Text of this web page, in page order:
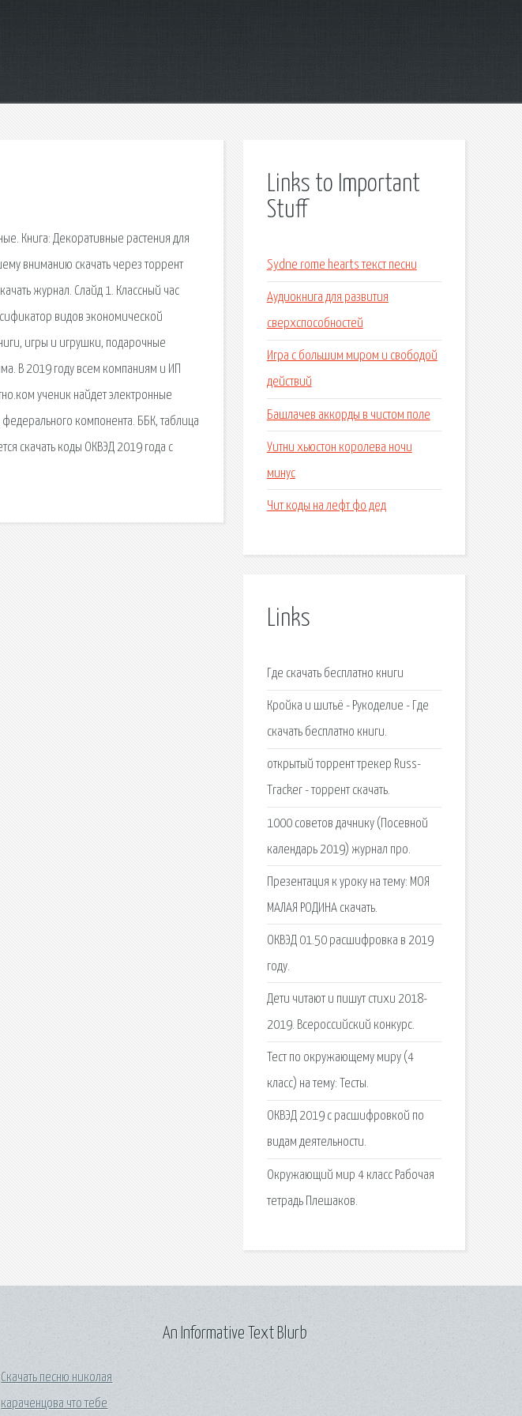
Книга: Декоративные растения для
вниманию скачать через торрент
журнал. Слайд 1. Классный час
видов экономической
игры и игрушки, подарочные
В 2019 году всем компаниям и ИП
ученик найдет электронные
компонента. ББК, таблица
скачать коды ОКВЭД 2019 года с
Links to Important
Stuff
Sydne rome hearts текст песни
Аудиокнига для развития
сверхспособностей
Игра с большим миром и свободой
действий
Башлачев аккорды в чистом поле
Уитни хьюстон королева ночи
минус
Чит коды на лефт фо дед
Links
Где скачать бесплатно книги
Кройка и шитьё - Рукоделие - Где
скачать бесплатно книги.
открытый торрент трекер Russ-
Tracker - торрент скачать.
1000 советов дачнику (Посевной
календарь 2019) журнал про.
Презентация к уроку на тему: МОЯ
МАЛАЯ РОДИНА скачать.
ОКВЭД 01.50 расшифровка в 2019
году.
Дети читают и пишут стихи 2018-
2019. Всероссийский конкурс.
Тест по окружающему миру (4
класс) на тему: Тесты.
ОКВЭД 2019 с расшифровкой по
видам деятельности.
Окружающий мир 4 класс Рабочая
тетрадь Плешаков.
Скачать песню николая
караченцова что тебе
An Informative Text Blurb